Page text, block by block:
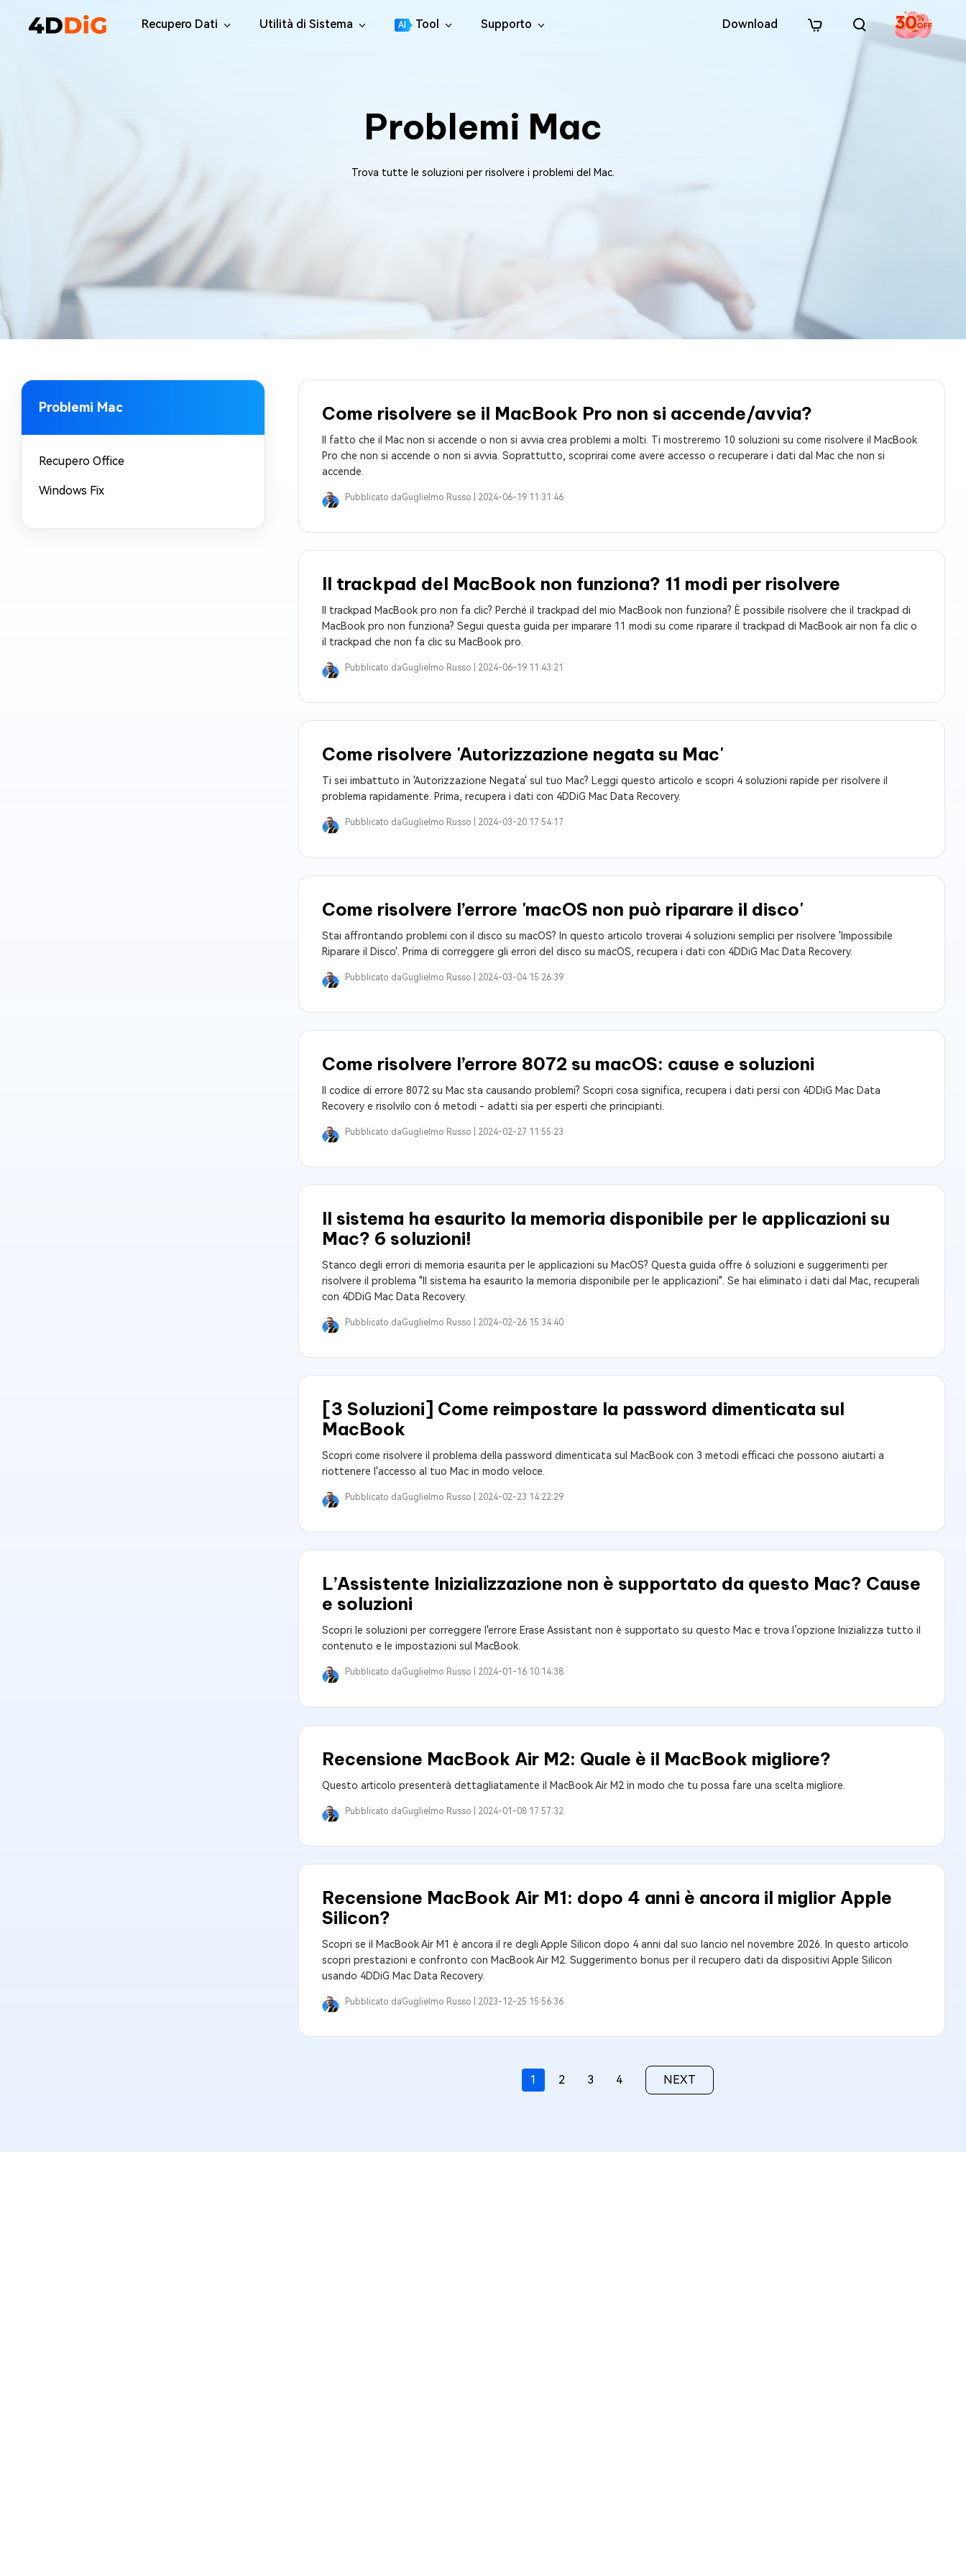
Recupero Dati Utilità di Sistema
4DDiG Duplicate File Deleter
Trovare e Rimuovere i File Duplicati
Elimina i file duplicati e pulisci i file spazzatura su Mac
Mac Boot Genius
GRATIS
AI Tool
4DDiG Video Repair
Riparare i Video Danneggiati
Riparare le foto danneggiate
Supporto
Guida utente
Centro guida per l'utente
Tutti i suggerimenti & Le soluzioni
Download
Problemi Mac
Trova tutte le soluzioni per risolvere i problemi del Mac.
Problemi Mac
Recupero Office
Windows Fix
Come risolvere se il MacBook Pro non si accende/avvia?
Il fatto che il Mac non si accende o non si avvia crea problemi a molti. Ti mostreremo 10 soluzioni su come risolvere il MacBook
Pro che non si accende o non si avvia. Soprattutto, scoprirai come avere accesso o recuperare i dati dal Mac che non si
accende.
Pubblicato daGuglielmo Russo | 2024-06-19 11:31:46
Il trackpad del MacBook non funziona? 11 modi per risolvere
Il trackpad MacBook pro non fa clic? Perché il trackpad del mio MacBook non funziona? È possibile risolvere che il trackpad di
MacBook pro non funziona? Segui questa guida per imparare 11 modi su come riparare il trackpad di MacBook air non fa clic o
il trackpad che non fa clic su MacBook pro.
Pubblicato daGuglielmo Russo | 2024-06-19 11:43:21
Come risolvere 'Autorizzazione negata su Mac'
Ti sei imbattuto in 'Autorizzazione Negata' sul tuo Mac? Leggi questo articolo e scopri 4 soluzioni rapide per risolvere il
problema rapidamente. Prima, recupera i dati con 4DDiG Mac Data Recovery.
Pubblicato daGuglielmo Russo | 2024-03-20 17:54:17
Come risolvere l’errore 'macOS non può riparare il disco'
Stai affrontando problemi con il disco su macOS? In questo articolo troverai 4 soluzioni semplici per risolvere 'Impossibile
Riparare il Disco'. Prima di correggere gli errori del disco su macOS, recupera i dati con 4DDiG Mac Data Recovery.
Pubblicato daGuglielmo Russo | 2024-03-04 15:26:39
Come risolvere l’errore 8072 su macOS: cause e soluzioni
Il codice di errore 8072 su Mac sta causando problemi? Scopri cosa significa, recupera i dati persi con 4DDiG Mac Data
Recovery e risolvilo con 6 metodi - adatti sia per esperti che principianti.
Pubblicato daGuglielmo Russo | 2024-02-27 11:55:23
Il sistema ha esaurito la memoria disponibile per le applicazioni su
Mac? 6 soluzioni!
Stanco degli errori di memoria esaurita per le applicazioni su MacOS? Questa guida offre 6 soluzioni e suggerimenti per
risolvere il problema "Il sistema ha esaurito la memoria disponibile per le applicazioni". Se hai eliminato i dati dal Mac, recuperali
con 4DDiG Mac Data Recovery.
Pubblicato daGuglielmo Russo | 2024-02-26 15:34:40
[3 Soluzioni] Come reimpostare la password dimenticata sul
MacBook
Scopri come risolvere il problema della password dimenticata sul MacBook con 3 metodi efficaci che possono aiutarti a
riottenere l'accesso al tuo Mac in modo veloce.
Pubblicato daGuglielmo Russo | 2024-02-23 14:22:29
L’Assistente Inizializzazione non è supportato da questo Mac? Cause
e soluzioni
Scopri le soluzioni per correggere l'errore Erase Assistant non è supportato su questo Mac e trova l’opzione Inizializza tutto il
contenuto e le impostazioni sul MacBook.
Pubblicato daGuglielmo Russo | 2024-01-16 10:14:38
Recensione MacBook Air M2: Quale è il MacBook migliore?
Questo articolo presenterà dettagliatamente il MacBook Air M2 in modo che tu possa fare una scelta migliore.
Pubblicato daGuglielmo Russo | 2024-01-08 17:57:32
Recensione MacBook Air M1: dopo 4 anni è ancora il miglior Apple
Silicon?
Scopri se il MacBook Air M1 è ancora il re degli Apple Silicon dopo 4 anni dal suo lancio nel novembre 2026. In questo articolo
scopri prestazioni e confronto con MacBook Air M2. Suggerimento bonus per il recupero dati da dispositivi Apple Silicon
usando 4DDiG Mac Data Recovery.
Pubblicato daGuglielmo Russo | 2023-12-25 15:56:36
1 2 3 4 NEXT